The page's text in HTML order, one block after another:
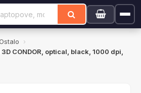
CONDOR, optical, black, 1000 dpi,